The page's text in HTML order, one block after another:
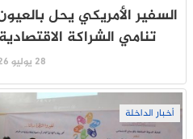
السفير الأمريكي يحل
تنامي الشراكة
28 يوليو 2026
أخبار الداخلة